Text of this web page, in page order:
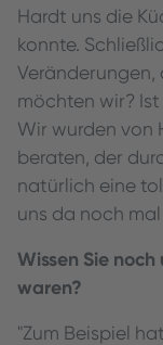
Hardt uns die
konnte.
möchten wir?
Wir wurden von
beraten, der
natürlich eine
uns da noch
Wissen Sie
waren?
"Zum Beispiel